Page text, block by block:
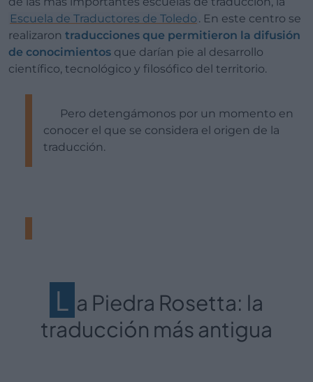
Escuela de Traductores de Toledo . En este centro se
realizaron traducciones que permitieron la difusión
de conocimientos que darían pie al desarrollo
científico, tecnológico y filosófico del territorio.
Pero detengámonos por un momento en
conocer el que se considera el origen de la
traducción.
L a Piedra Rosetta: la
traducción más antigua